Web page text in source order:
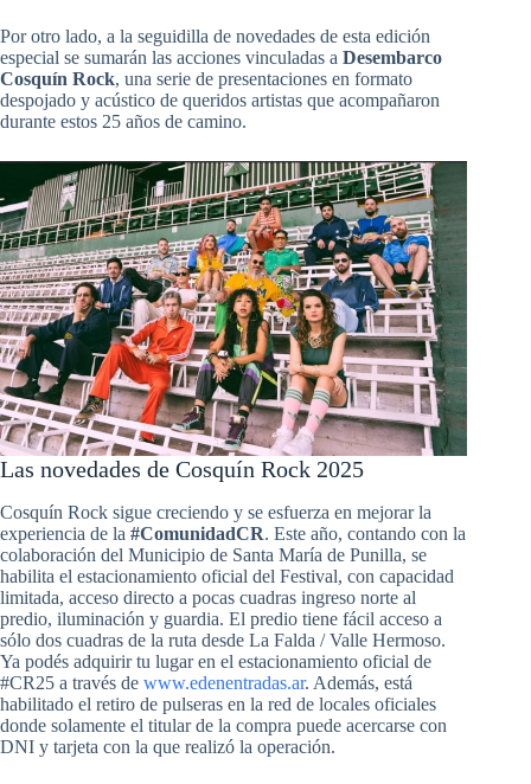
Por otro lado, a la seguidilla de novedades de esta edición
especial se sumarán las acciones vinculadas a Desembarco
Cosquín Rock, una serie de presentaciones en formato
despojado y acústico de queridos artistas que acompañaron
durante estos 25 años de camino.
Las novedades de Cosquín Rock 2025
Cosquín Rock sigue creciendo y se esfuerza en mejorar la
experiencia de la #ComunidadCR. Este año, contando con la
colaboración del Municipio de Santa María de Punilla, se
habilita el estacionamiento oficial del Festival, con capacidad
limitada, acceso directo a pocas cuadras ingreso norte al
predio, iluminación y guardia. El predio tiene fácil acceso a
sólo dos cuadras de la ruta desde La Falda / Valle Hermoso.
Ya podés adquirir tu lugar en el estacionamiento oficial de
#CR25 a través de www.edenentradas.ar. Además, está
habilitado el retiro de pulseras en la red de locales oficiales
donde solamente el titular de la compra puede acercarse con
DNI y tarjeta con la que realizó la operación.